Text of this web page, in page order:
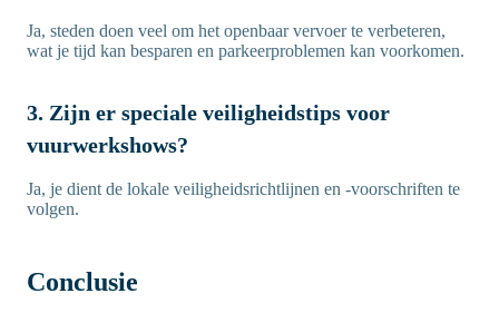
Ja, steden doen veel om het openbaar vervoer te verbeteren,
wat je tijd kan besparen en parkeerproblemen kan voorkomen.
3. Zijn er speciale veiligheidstips voor
vuurwerkshows?
Ja, je dient de lokale veiligheidsrichtlijnen en -voorschriften te
volgen.
Conclusie